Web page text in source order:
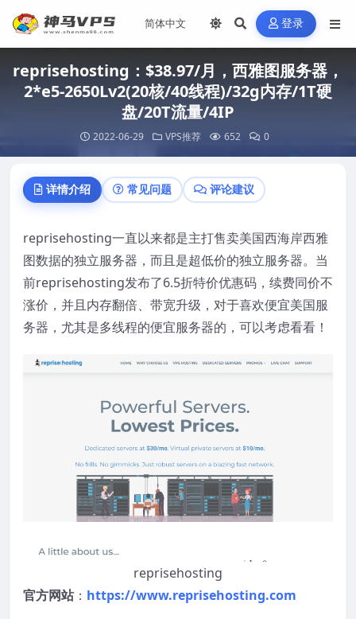
登录
reprisehosting：$38.97/月，西雅图服务器，
2*e5-2650Lv2(20核/40线程)/32g内存/1T硬
盘/20T流量/4IP
2022-06-29 VPS推荐 652 0
详情介绍 常见问题 评论建议
reprisehosting一直以来都是主打售卖美国西海岸西雅
图数据的独立服务器，而且是超低价的独立服务器。当
前reprisehosting发布了6.5折特价优惠码，续费同价不
涨价，并且内存翻倍、带宽升级，对于喜欢便宜美国服
务器，尤其是多线程的便宜服务器的，可以考虑看看！
reprisehosting
官方网站： https://www.reprisehosting.com